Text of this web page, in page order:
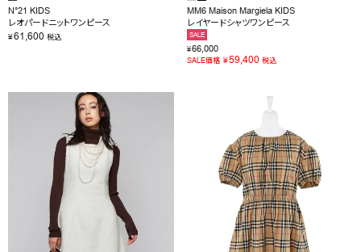
N°21 KIDS
レオパードニットワンピース
¥61,600 税込
MM6 Maison Margiela KIDS
レイヤードシャツワンピース
SALE
¥66,000
SALE価格 ¥59,400 税込